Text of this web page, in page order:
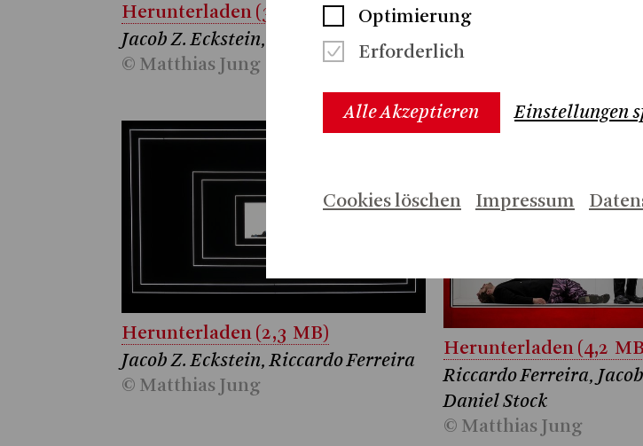
Herunterladen (3,8 MB)
Jacob Z. Eckstein, Riccardo Ferreira
© Matthias Jung
Herunterladen (3,1 MB)
Julia Kathinka Philippi,
Siebert, Paul Michael
© Matthias Jung
Herunterladen (2,3 MB)
Jacob Z. Eckstein, Riccardo Ferreira
© Matthias Jung
Herunterladen (4,2
Riccardo Ferreira,
Daniel Stock
© Matthias Jung
Optimierung
Erforderlich
Alle Akzeptieren Einstellungen
Cookies löschen Impressum